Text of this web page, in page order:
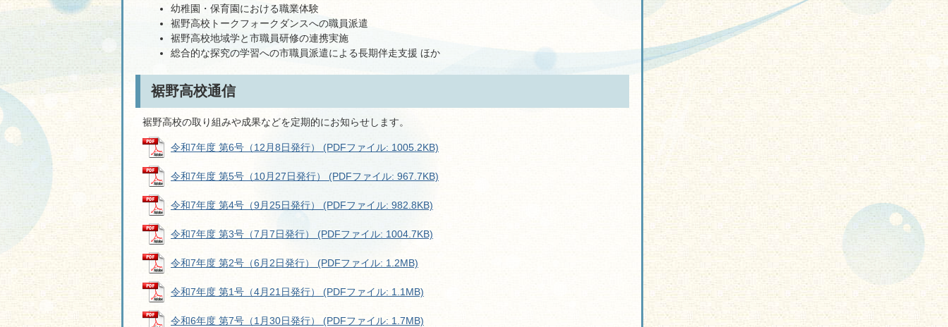
幼稚園・保育園における職業体験
裾野高校トークフォークダンスへの職員派遣
裾野高校地域学と市職員研修の連携実施
総合的な探究の学習への市職員派遣による長期伴走支援 ほか
裾野高校通信
裾野高校の取り組みや成果などを定期的にお知らせします。
令和7年度 第6号（12月8日発行） (PDFファイル: 1005.2KB)
令和7年度 第5号（10月27日発行） (PDFファイル: 967.7KB)
令和7年度 第4号（9月25日発行） (PDFファイル: 982.8KB)
令和7年度 第3号（7月7日発行） (PDFファイル: 1004.7KB)
令和7年度 第2号（6月2日発行） (PDFファイル: 1.2MB)
令和7年度 第1号（4月21日発行） (PDFファイル: 1.1MB)
令和6年度 第7号（1月30日発行） (PDFファイル: 1.7MB)